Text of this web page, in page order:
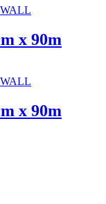
x 90m
x 90m